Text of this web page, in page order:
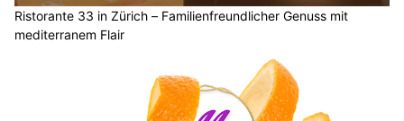
Ristorante 33 in Zürich – Familienfreundlicher Genuss mit
mediterranem Flair